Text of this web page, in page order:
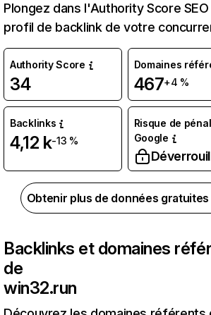
Plongez dans l'Authority Score
profil de backlink de votre
Authority Score
34
Domaines
467+4 %
Backlinks
4,12 k-13 %
Risque de
Google
Obtenir plus de données
Backlinks et domaines
de
win32.run